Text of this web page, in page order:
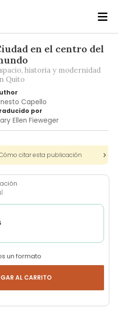
en el centro del
historia y modernidad
Quito
Capello
por
Ellen Fieweger
citar esta publicación
un formato
AL CARRITO